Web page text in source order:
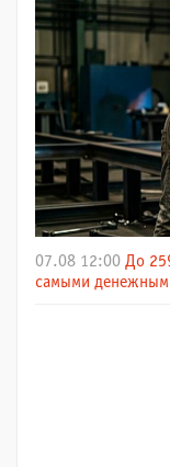
07.08 12:00 До
самыми